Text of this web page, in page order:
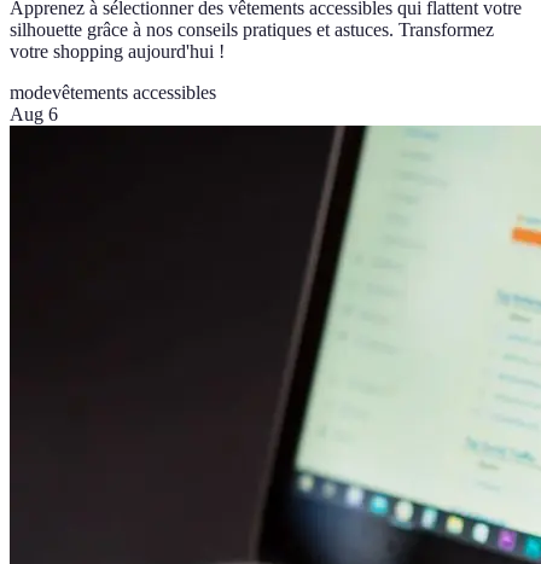
Apprenez à sélectionner des vêtements accessibles qui flattent votre
silhouette grâce à nos conseils pratiques et astuces. Transformez
votre shopping aujourd'hui !
modevêtements accessibles
Aug 6